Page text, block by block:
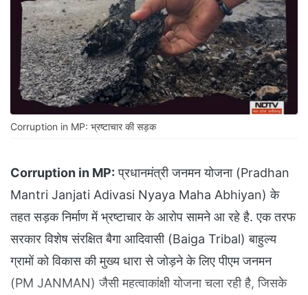
Corruption in MP: भ्रष्टाचार की सड़क
Corruption in MP: प्रधानमंत्री जनमन योजना (Pradhan
Mantri Janjati Adivasi Nyaya Maha Abhiyan) के
तहत सड़क निर्माण में भ्रष्टाचार के आरोप सामने आ रहे है. एक तरफ
सरकार विशेष संरक्षित बैगा आदिवासी (Baiga Tribal) बाहुल्य
ग्रामों को विकास की मुख्य धारा से जोड़ने के लिए पीएम जनमन
(PM JANMAN) जैसी महत्वाकांक्षी योजना चला रही है, जिसके